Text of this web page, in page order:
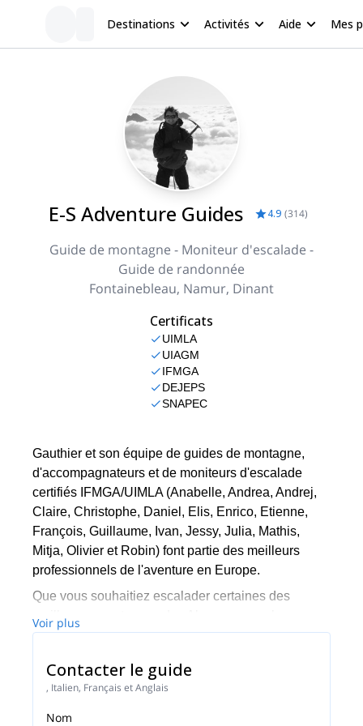
Destinations Activités Aide Mes
E-S Adventure Guides 4.9 (314)
Guide de montagne - Moniteur d'escalade -
Guide de randonnée
Fontainebleau, Namur, Dinant
Certificats
UIMLA
UIAGM
IFMGA
DEJEPS
SNAPEC
Gauthier et son équipe de guides de montagne,
d'accompagnateurs et de moniteurs d'escalade
certifiés IFMGA/UIMLA (Anabelle, Andrea, Andrej,
Claire, Christophe, Daniel, Elis, Enrico, Etienne,
François, Guillaume, Ivan, Jessy, Julia, Mathis,
Mitja, Olivier et Robin) font partie des meilleurs
professionnels de l'aventure en Europe.
Que vous souhaitiez escalader certaines des
meilleures montagnes des Alpes ou vous lancer
dans une aventure passionnante d'escalade de
étonnantes, ils seront en mesure de vous montrer
les meilleurs endroits et les cordes pour vous
assurer une aventure inoubliable et sûre.
Voir plus
Contacter le guide
, Italien, Français et Anglais
Nom